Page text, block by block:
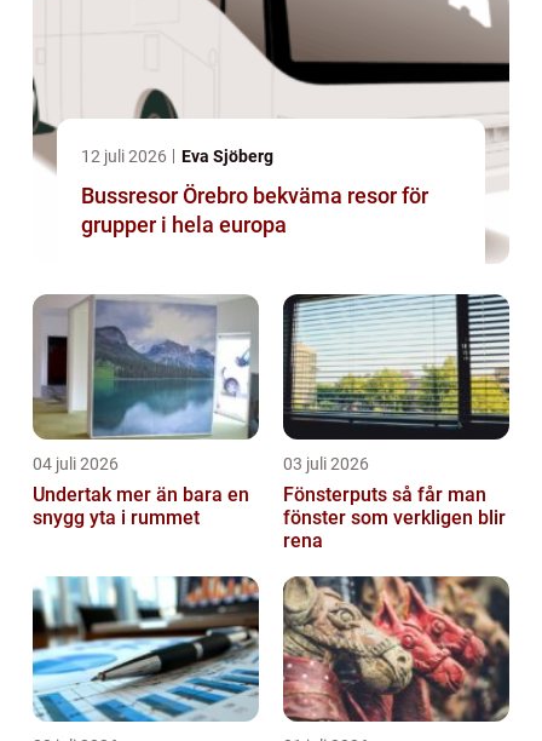
12 juli 2026 Eva Sjöberg
Bussresor Örebro bekväma resor för
grupper i hela europa
04 juli 2026
Undertak mer än bara en
snygg yta i rummet
03 juli 2026
Fönsterputs så får man
fönster som verkligen blir
rena